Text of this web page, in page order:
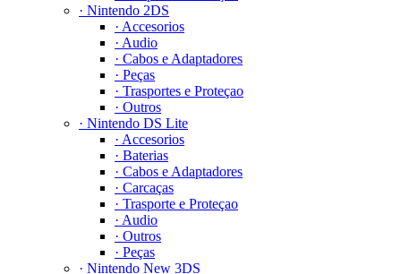
· Nintendo 2DS
· Accesorios
· Audio
· Cabos e Adaptadores
· Peças
· Trasportes e Proteçao
· Outros
· Nintendo DS Lite
· Accesorios
· Baterias
· Cabos e Adaptadores
· Carcaças
· Trasporte e Proteçao
· Audio
· Outros
· Peças
· Nintendo New 3DS